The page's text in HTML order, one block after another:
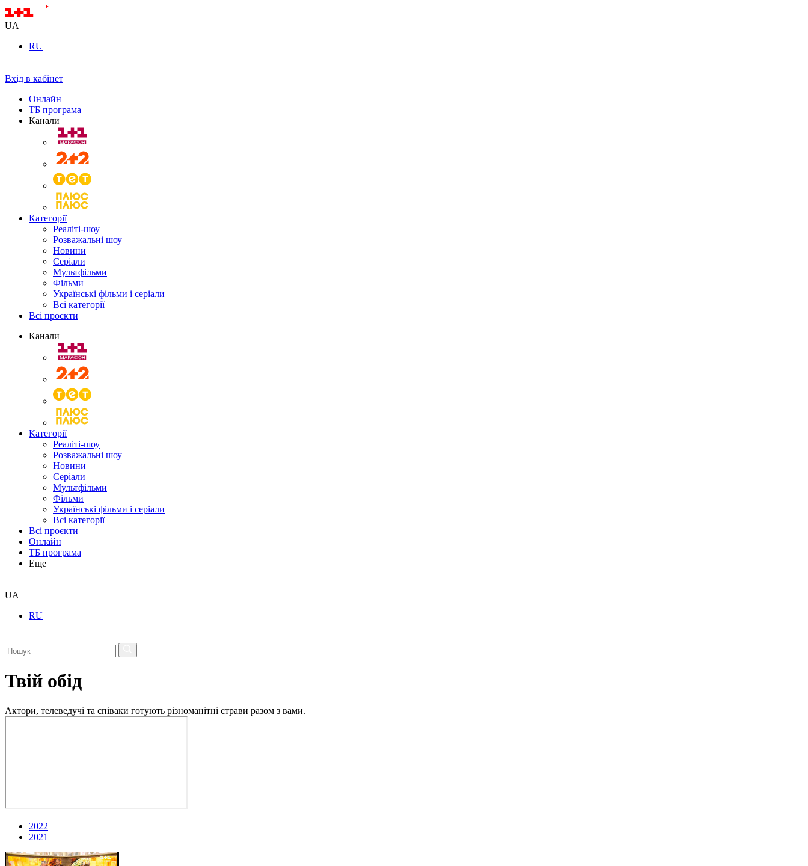
UA
RU
Вхід в кабінет
Онлайн
ТБ програма
Канали
Категорії
Реаліті-шоу
Розважальні шоу
Новини
Серіали
Мультфільми
Фільми
Українські фільми і серіали
Всі категорії
Всі проєкти
Канали
Категорії
Реаліті-шоу
Розважальні шоу
Новини
Серіали
Мультфільми
Фільми
Українські фільми і серіали
Всі категорії
Всі проєкти
Онлайн
ТБ програма
Еще
UA
RU
Твій обід
Актори, телеведучі та співаки готують різноманітні страви разом з вами.
2022
2021